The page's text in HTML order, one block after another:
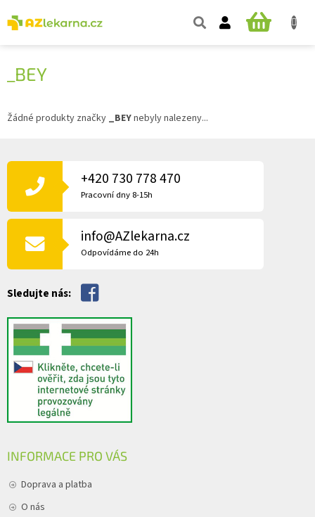
na
obsah
NÁKUPNÍ
_BEY
Žádné produkty značky _BEYnebyly nalezeny...
Á
T
+420 730 778 470
Pracovní dny 8-15h
info@AZlekarna.cz
Odpovídáme do 24h
Sledujte nás:
INFORMACE PRO VÁS
Doprava a platba
O nás